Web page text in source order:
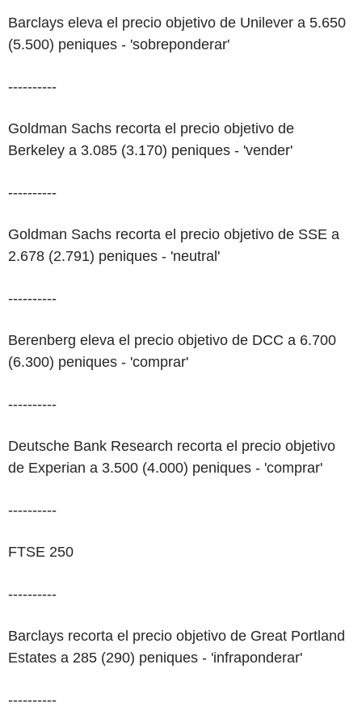
Barclays eleva el precio objetivo de Unilever a 5.650
(5.500) peniques - 'sobreponderar'
----------
Goldman Sachs recorta el precio objetivo de
Berkeley a 3.085 (3.170) peniques - 'vender'
----------
Goldman Sachs recorta el precio objetivo de SSE a
2.678 (2.791) peniques - 'neutral'
----------
Berenberg eleva el precio objetivo de DCC a 6.700
(6.300) peniques - 'comprar'
----------
Deutsche Bank Research recorta el precio objetivo
de Experian a 3.500 (4.000) peniques - 'comprar'
----------
FTSE 250
----------
Barclays recorta el precio objetivo de Great Portland
Estates a 285 (290) peniques - 'infraponderar'
----------